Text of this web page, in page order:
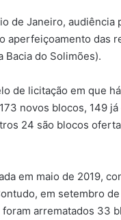
de Janeiro,
aperfeiçoamento das
Bacia do Solimões).
de licitação em que
novos blocos, 149
24 são blocos
em maio de 2019,
em setembro
arrematados 33